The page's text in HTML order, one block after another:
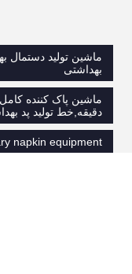
ماشین تولید دستمال
بهداشتی
دقیقه,خط تولید پد
napkin equipment